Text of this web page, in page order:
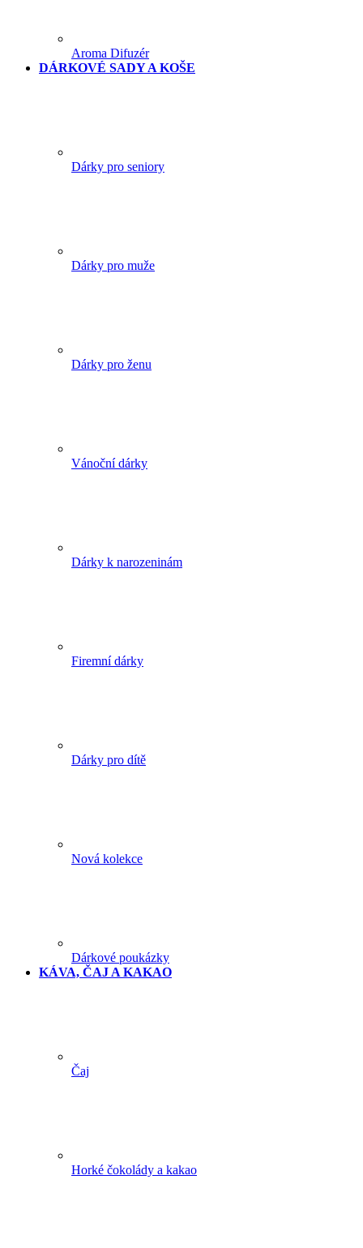
Aroma Difuzér
DÁRKOVÉ SADY A KOŠE
Dárky pro seniory
Dárky pro muže
Dárky pro ženu
Vánoční dárky
Dárky k narozeninám
Firemní dárky
Dárky pro dítě
Nová kolekce
Dárkové poukázky
KÁVA, ČAJ A KAKAO
Čaj
Horké čokolády a kakao